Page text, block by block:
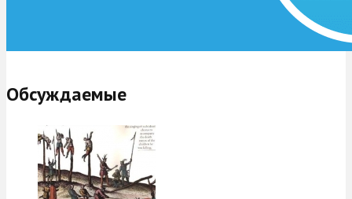
Обсуждаемые